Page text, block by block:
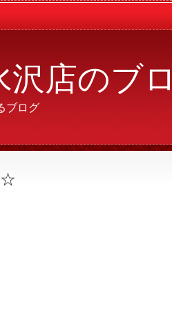
沢店のブ
ブログ
☆